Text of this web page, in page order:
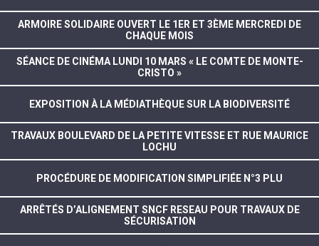
ARMOIRE SOLIDAIRE OUVERT LE 1ER ET 3ÈME MERCREDI DE
CHAQUE MOIS
SÉANCE DE CINÉMA LUNDI 10 MARS « LE COMTE DE MONTE-
CRISTO »
EXPOSITION À LA MÉDIATHÈQUE SUR LA BIODIVERSITÉ
TRAVAUX BOULEVARD DE LA PETITE VITESSE ET RUE MAURICE
LOCHU
PROCÉDURE DE MODIFICATION SIMPLIFIÉE N°3 PLU
ARRÊTÉS D’ALIGNEMENT SNCF RESEAU POUR TRAVAUX DE
SÉCURISATION